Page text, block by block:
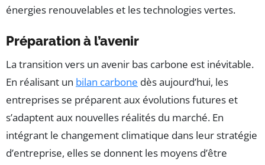
énergies renouvelables et les technologies vertes.
Préparation à l’avenir
La transition vers un avenir bas carbone est inévitable.
En réalisant un bilan carbone dès aujourd’hui, les
entreprises se préparent aux évolutions futures et
s’adaptent aux nouvelles réalités du marché. En
intégrant le changement climatique dans leur stratégie
d’entreprise, elles se donnent les moyens d’être